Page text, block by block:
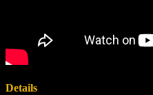
Details